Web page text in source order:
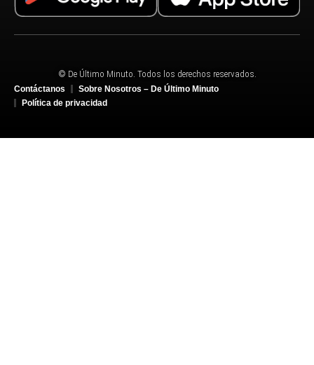
© De Último Minuto. Todos los derechos reservados.
Contáctanos
Sobre Nosotros – De Último Minuto
Política de privacidad